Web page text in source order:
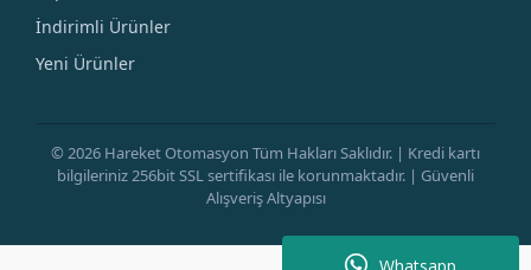
Whatsapp
İndirimli Ürünler
Yeni Ürünler
© 2026 Hareket Otomasyon Tüm Hakları Saklıdır. | Kredi kartı
bilgileriniz 256bit SSL sertifikası ile korunmaktadır. | Güvenli
Alışveriş Altyapısı